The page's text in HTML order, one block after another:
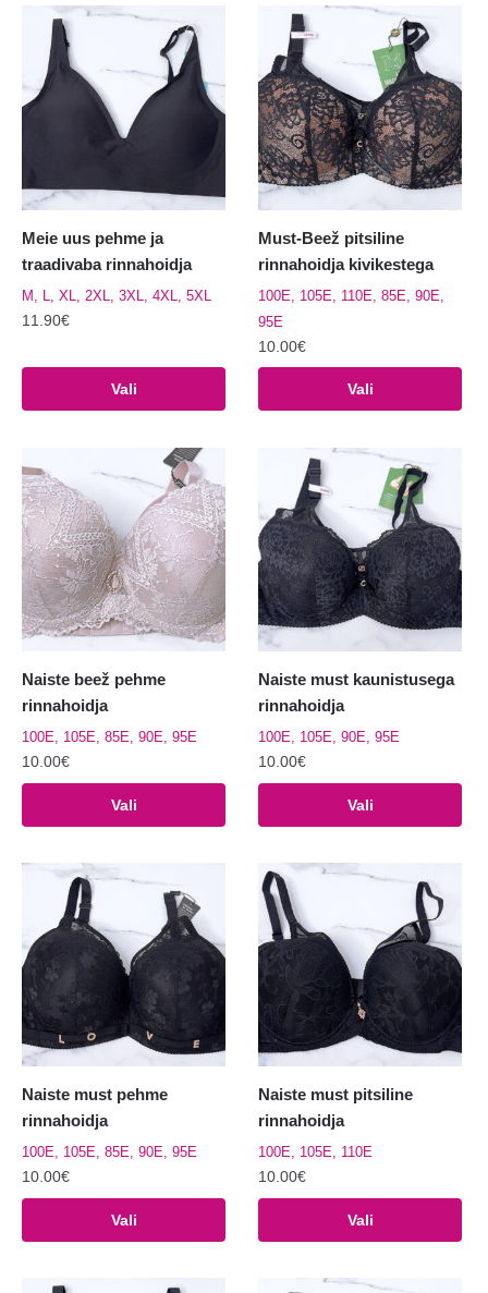
varianti.
Valikuid
saab
teha
varianti.
Valikuid
saab
teha
tootelehel.
Meie uus pehme ja
traadivaba rinnahoidja
M, L, XL, 2XL, 3XL, 4XL, 5XL
11.90€
Vali
on
Valikuid
saab
teha
tootelehel.
Must-Beež pitsiline
rinnahoidja kivikestega
100E, 105E, 110E, 85E, 90E,
95E
10.00€
Vali
tootel
varianti.
Valikuid
saab
teha
tootelehel.
Naiste beež pehme
rinnahoidja
100E, 105E, 85E, 90E, 95E
10.00€
Vali
tootel
varianti.
Valikuid
saab
teha
tootelehel.
Naiste must kaunistusega
rinnahoidja
100E, 105E, 90E, 95E
10.00€
Vali
tootel
mitu
varianti.
Valikuid
saab
teha
tootelehel.
Naiste must pehme
rinnahoidja
100E, 105E, 85E, 90E, 95E
10.00€
Vali
tootel
Naiste must pitsiline
rinnahoidja
100E, 105E, 110E
10.00€
Vali
tootel